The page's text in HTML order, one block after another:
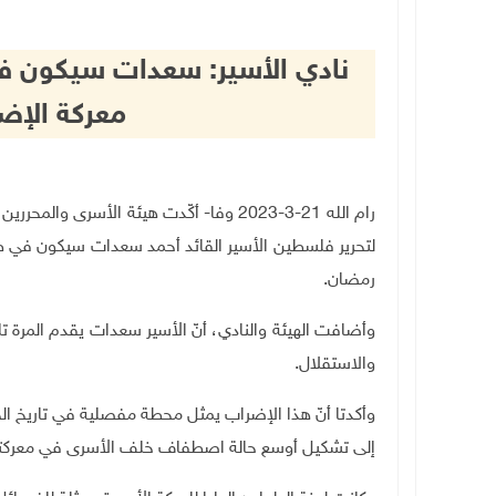
نادي الأسير: سعدات سيكون
معركة
رام الله 21-3-2023 وفا- أكّدت هيئة
لتحرير فلسطين الأسير القائد أحمد سعدات سيكون
رمضان.
وأضافت الهيئة والنادي، أنّ الأسير سعدات يقدم المرة
والاستقلال.
وأكدتا أنّ هذا الإضراب يمثل محطة مفصلية في تاريخ
إلى تشكيل أوسع حالة اصطفاف خلف الأسرى في